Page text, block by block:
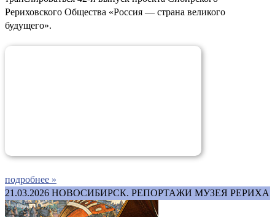
Рериховского Общества «Россия — страна великого
будущего».
подробнее »
21.03.2026 НОВОСИБИРСК. РЕПОРТАЖИ МУЗЕЯ РЕРИХА